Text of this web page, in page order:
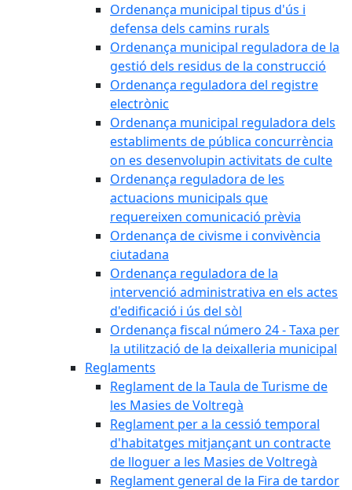
Ordenança municipal tipus d'ús i
defensa dels camins rurals
Ordenança municipal reguladora de la
gestió dels residus de la construcció
Ordenança reguladora del registre
electrònic
Ordenança municipal reguladora dels
establiments de pública concurrència
on es desenvolupin activitats de culte
Ordenança reguladora de les
actuacions municipals que
requereixen comunicació prèvia
Ordenança de civisme i convivència
ciutadana
Ordenança reguladora de la
intervenció administrativa en els actes
d'edificació i ús del sòl
Ordenança fiscal número 24 - Taxa per
la utilització de la deixalleria municipal
Reglaments
Reglament de la Taula de Turisme de
les Masies de Voltregà
Reglament per a la cessió temporal
d'habitatges mitjançant un contracte
de lloguer a les Masies de Voltregà
Reglament general de la Fira de tardor